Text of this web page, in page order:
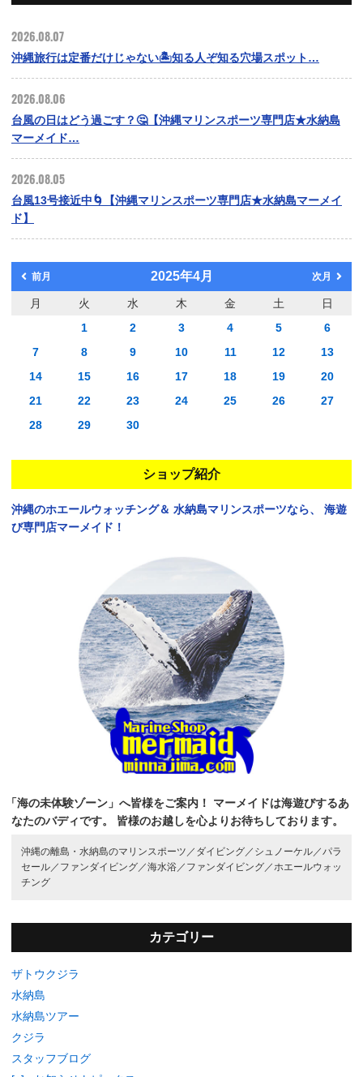
2026.08.07
沖縄旅行は定番だけじゃない🏝️知る人ぞ知る穴場スポット…
2026.08.06
台風の日はどう過ごす？🤔【沖縄マリンスポーツ専門店★水納島
マーメイド…
2026.08.05
台風13号接近中🌀【沖縄マリンスポーツ専門店★水納島マーメイ
ド】
前月 2025年4月 次月
月 火 水 木 金 土
日
1
2 3 4 5
6
7
8 9 10 11 12
13
14
15 16 17 18 19
20
21
22 23 24 25 26
27
28
29 30
ショップ紹介
沖縄のホエールウォッチング＆ 水納島マリンスポーツなら、
海遊
び専門店マーメイド！
「海の未体験ゾーン」へ皆様をご案内！
マーメイドは海遊びするあ
なたのバディです。
皆様のお越しを心よりお待ちしております。
沖縄の離島・水納島のマリンスポーツ／ ダイビング／ シュノーケル／パラ
セール／ ファンダイビング／海水浴／ ファンダイビング／ホエールウォッ
チング
カテゴリー
ザトウクジラ
水納島
水納島ツアー
クジラ
スタッフブログ